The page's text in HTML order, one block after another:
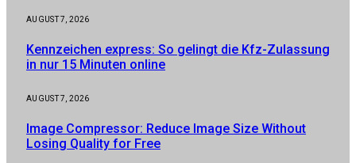
AUGUST 7, 2026
Kennzeichen express: So gelingt die Kfz-Zulassung
in nur 15 Minuten online
AUGUST 7, 2026
Image Compressor: Reduce Image Size Without
Losing Quality for Free